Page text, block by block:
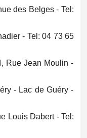
des Belges - Tel:
- Tel: 04 73 65
Rue Jean Moulin -
- Lac de Guéry -
Louis Dabert - Tel: